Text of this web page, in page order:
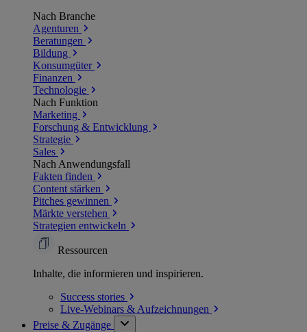
Nach Branche
Agenturen
Beratungen
Bildung
Konsumgüter
Finanzen
Technologie
Nach Funktion
Marketing
Forschung & Entwicklung
Strategie
Sales
Nach Anwendungsfall
Fakten finden
Content stärken
Pitches gewinnen
Märkte verstehen
Strategien entwickeln
Ressourcen
Inhalte, die informieren und inspirieren.
Success stories
Live-Webinars & Aufzeichnungen
Preise & Zugänge